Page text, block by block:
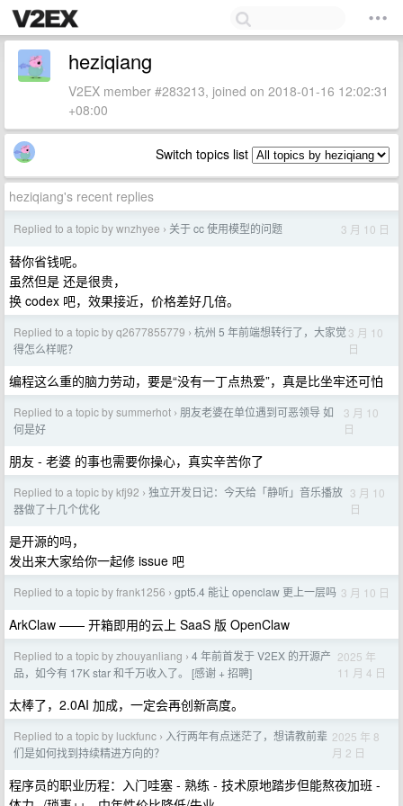
heziqiang
V2EX member #283213, joined on 2018-01-16 12:02:31
+08:00
Switch topics list
heziqiang's recent replies
Replied to a topic by wnzhyee › 关于 cc 使用模型的问题 3 月 10 日
替你省钱呢。
虽然但是 还是很贵，
换 codex 吧，效果接近，价格差好几倍。
Replied to a topic by q2677855779 › 杭州 5 年前端想转行了，大家觉
得怎么样呢？
3 月 10
日
编程这么重的脑力劳动，要是“没有一丁点热爱”，真是比坐牢还可怕
Replied to a topic by summerhot › 朋友老婆在单位遇到可恶领导 如
何是好
3 月 10
日
朋友 - 老婆 的事也需要你操心，真实辛苦你了
Replied to a topic by kfj92 › 独立开发日记：今天给「静听」音乐播放
器做了十几个优化
3 月 10
日
是开源的吗，
发出来大家给你一起修 issue 吧
Replied to a topic by frank1256 › gpt5.4 能让 openclaw 更上一层吗 3 月 10 日
ArkClaw —— 开箱即用的云上 SaaS 版 OpenClaw
Replied to a topic by zhouyanliang › 4 年前首发于 V2EX 的开源产
品，如今有 17K star 和千万收入了。 [感谢 + 招聘]
2025 年
11 月 4 日
太棒了，2.0AI 加成，一定会再创新高度。
Replied to a topic by luckfunc › 入行两年有点迷茫了，想请教前辈
们是如何找到持续精进方向的？
2025 年 8
月 2 日
程序员的职业历程：入门哇塞 - 熟练 - 技术原地踏步但能熬夜加班 -